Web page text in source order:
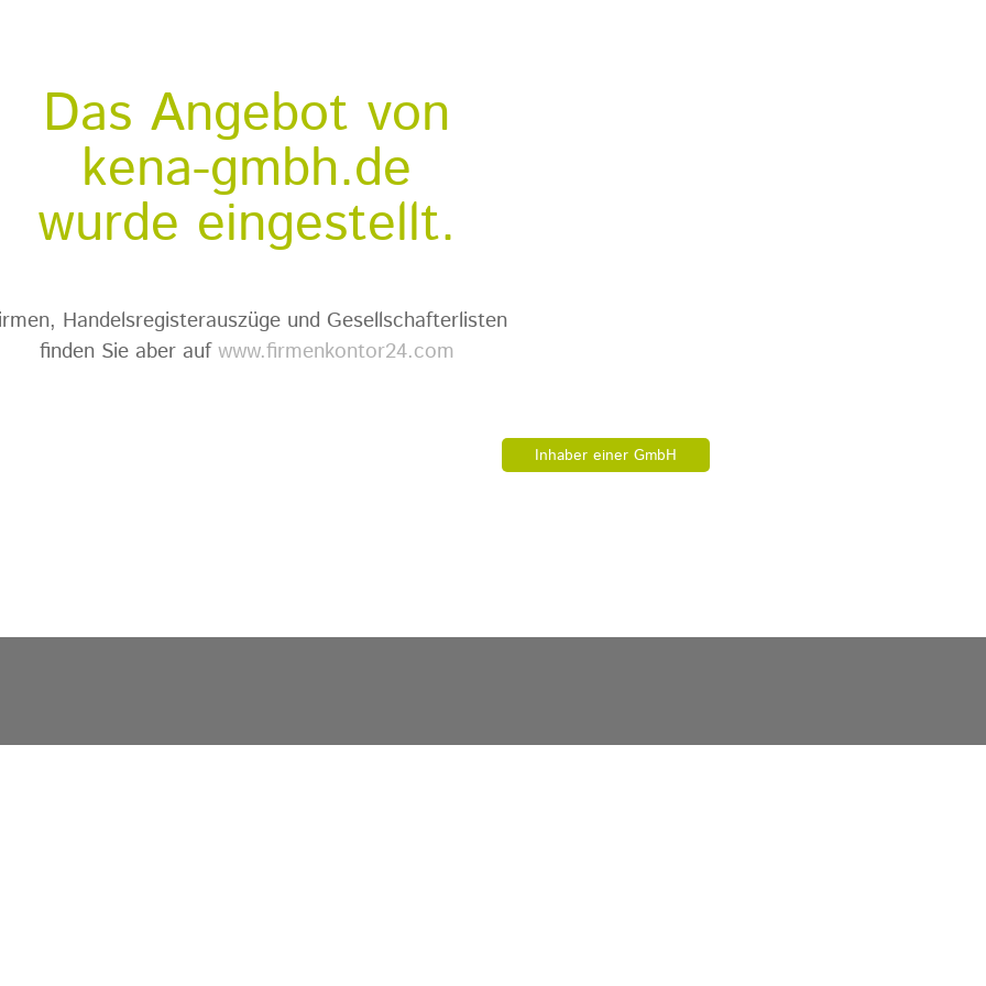
Das Angebot von
kena-gmbh.de
wurde eingestellt.
Handelsregisterauszüge und Gesellschafterlisten
finden Sie aber aufwww.firmenkontor24.com
Inhaber einer GmbH